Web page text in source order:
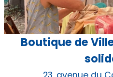
Boutique de